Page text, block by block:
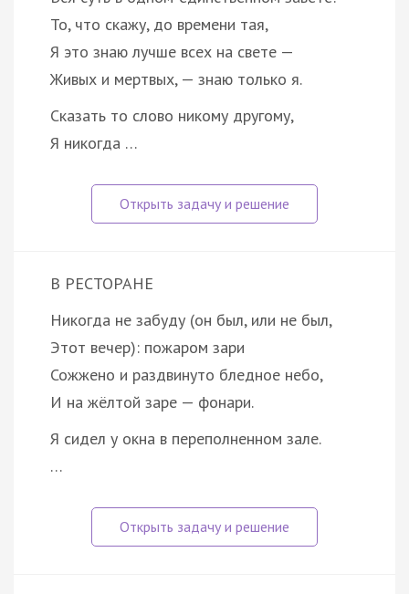
То, что скажу, до времени тая,
Я это знаю лучше всех на свете —
Живых и мертвых, — знаю только я.
Сказать то слово никому другому,
Я никогда …
В РЕСТОРАНЕ
Никогда не забуду (он был, или не был,
Этот вечер): пожаром зари
Сожжено и раздвинуто бледное небо,
И на жёлтой заре — фонари.
Я сидел у окна в переполненном зале.
…